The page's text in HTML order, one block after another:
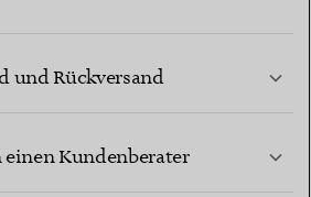
und Rückversand
einen Kundenberater